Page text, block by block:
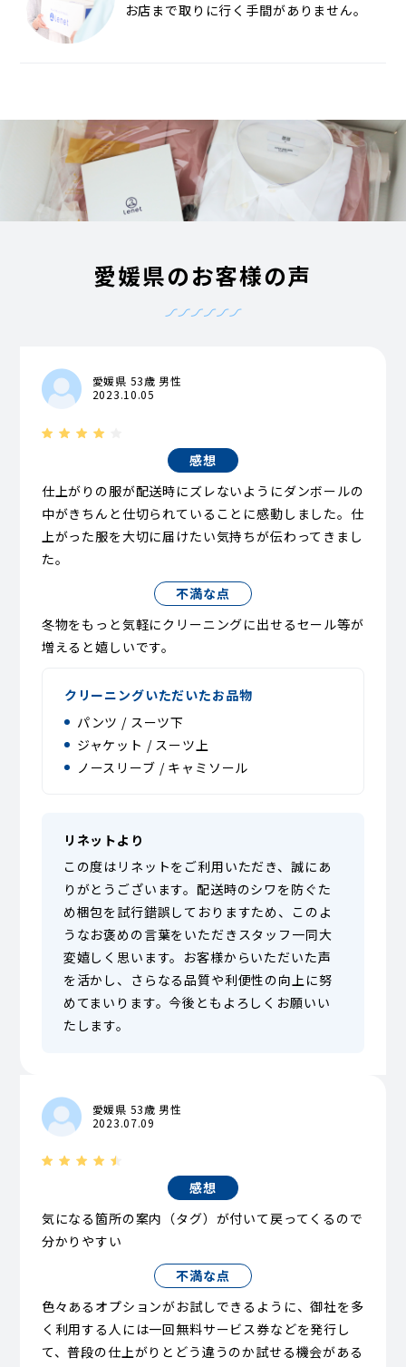
お店まで取りに行く手間がありません。
愛媛県のお客様の声
愛媛県 53歳 男性
2023.10.05
感想
仕上がりの服が配送時にズレないようにダンボールの
中がきちんと仕切られていることに感動しました。仕
上がった服を大切に届けたい気持ちが伝わってきまし
た。
不満な点
冬物をもっと気軽にクリーニングに出せるセール等が
増えると嬉しいです。
クリーニングいただいたお品物
パンツ / スーツ下
ジャケット / スーツ上
ノースリーブ / キャミソール
リネットより
この度はリネットをご利用いただき、誠にあ
りがとうございます。配送時のシワを防ぐた
め梱包を試行錯誤しておりますため、このよ
うなお褒めの言葉をいただきスタッフ一同大
変嬉しく思います。お客様からいただいた声
を活かし、さらなる品質や利便性の向上に努
めてまいります。今後ともよろしくお願いい
たします。
愛媛県 53歳 男性
2023.07.09
感想
気になる箇所の案内（タグ）が付いて戻ってくるので
分かりやすい
不満な点
色々あるオプションがお試しできるように、御社を多
く利用する人には一回無料サービス券などを発行し
て、普段の仕上がりとどう違うのか試せる機会がある